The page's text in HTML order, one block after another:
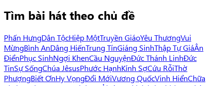
Tìm bài hát theo chủ đề
Phấn HưngDân TộcHiệp MộtTruyền GiáoYêu ThươngVui
MừngBình AnDâng HiếnTrung TínGiáng SinhThập Tự GiáÂn
ĐiểnPhục SinhNgợi KhenCầu NguyệnĐức Thánh LinhĐức
TinSự SốngChúa JêsusPhước HạnhKính SợCứu RỗiThờ
PhượngBiết ƠnHy VọngĐổi MớiVương QuốcVinh HiểnChữa